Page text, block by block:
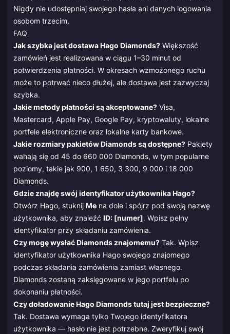
Nigdy nie udostępniaj swojego hasła ani danych logowania
osobom trzecim.
FAQ
Jak szybka jest dostawa Hago Diamonds? Większość
zamówień jest realizowana w ciągu 1–30 minut od
potwierdzenia płatności. W okresach wzmożonego ruchu
może to potrwać nieco dłużej, ale dostawa jest zazwyczaj
szybka.
Jakie metody płatności są akceptowane? Visa,
Mastercard, Apple Pay, Google Pay, kryptowaluty, lokalne
portfele elektroniczne oraz lokalne karty bankowe.
Jakie rozmiary pakietów Diamonds są dostępne? Pakiety
wahają się od 45 do 660 000 Diamonds, w tym popularne
poziomy, takie jak 900, 1 650, 3 300, 9 000 i 18 000
Diamonds.
Gdzie znajdę swój identyfikator użytkownika Hago?
Otwórz Hago, stuknij Me na dole i spójrz pod swoją nazwę
użytkownika, aby znaleźć ID: [numer]. Wpisz pełny
identyfikator przy składaniu zamówienia.
Czy mogę wysłać Diamonds znajomemu? Tak. Wpisz
identyfikator użytkownika Hago swojego znajomego
podczas składania zamówienia zamiast własnego.
Diamonds zostaną zaksięgowane w jego portfelu po
dokonaniu płatności.
Czy doładowanie Hago Diamonds tutaj jest bezpieczne?
Tak. Dostawa wymaga tylko Twojego identyfikatora
użytkownika — hasło nie jest potrzebne. Zweryfikuj swój